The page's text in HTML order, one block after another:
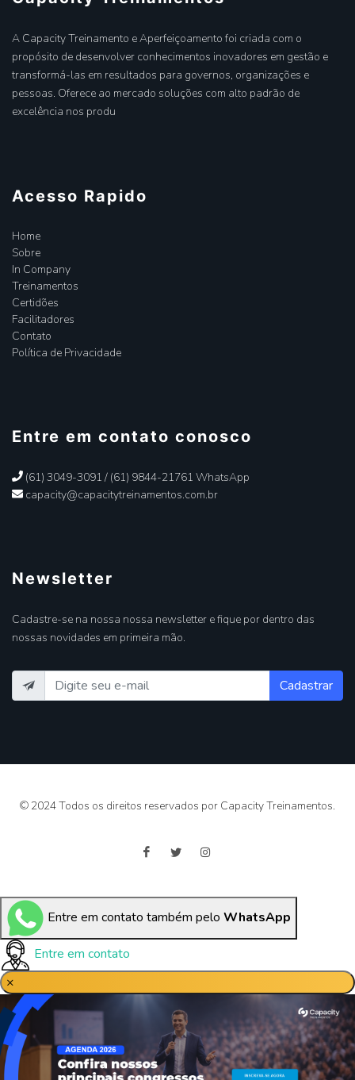
A Capacity Treinamento e Aperfeiçoamento foi criada com o
propósito de desenvolver conhecimentos inovadores em gestão e
transformá-las em resultados para governos, organizações e
pessoas. Oferece ao mercado soluções com alto padrão de
excelência nos produ
Acesso Rapido
Home
Sobre
In Company
Treinamentos
Certidões
Facilitadores
Contato
Política de Privacidade
Entre em contato conosco
(61) 3049-3091 / (61) 9844-21761 WhatsApp
capacity@capacitytreinamentos.com.br
Newsletter
Cadastre-se na nossa nossa newsletter e fique por dentro das
nossas novidades em primeira mão.
Cadastrar
© 2024 Todos os direitos reservados por Capacity Treinamentos.
Entre em contato também pelo WhatsApp
Entre em contato
×